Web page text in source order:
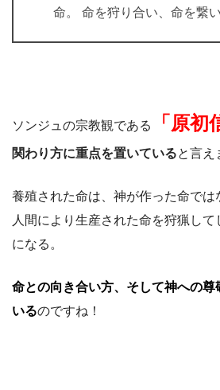
命。 命を狩り合い、命を繋い
ソンジュの宗教観である 「原初
関わり方に重点を置いていると言え
養殖された命は、神が作った命では
人間により生産された命を狩猟し
になる。
命との向き合い方、そして神への尊
いるのですね！